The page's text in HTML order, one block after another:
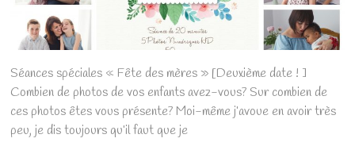
Séances spéciales « Fête des mères » [Deuxième date ! ]
Combien de photos de vos enfants avez-vous? Sur combien de
ces photos êtes vous présente? Moi-même j’avoue en avoir très
peu, je dis toujours qu’il faut que je